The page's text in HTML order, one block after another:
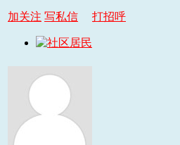
加关注 写私信 打招呼